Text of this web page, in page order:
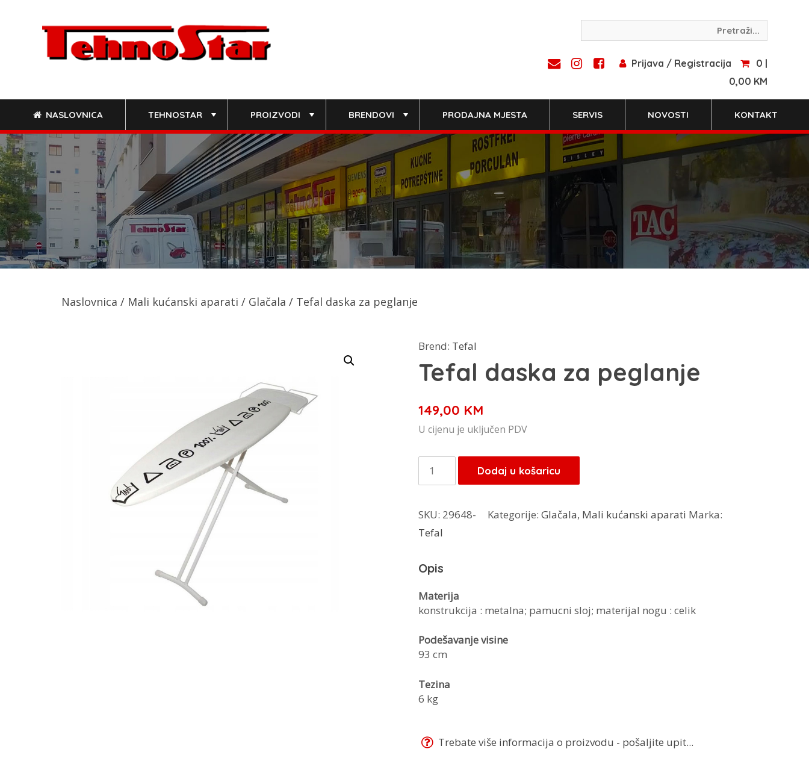
Prijava / Registracija
0 |
0,00 KM
NASLOVNICA TEHNOSTAR PROIZVODI BRENDOVI PRODAJNA MJESTA SERVIS NOVOSTI KONTAKT
Naslovnica / Mali kućanski aparati / Glačala / Tefal daska za peglanje
Brend: Tefal
Tefal daska za peglanje
149,00 KM
U cijenu je uključen PDV
Tefal
daska
peglanje
količina
Dodaj u košaricu
SKU: 29648- Kategorije: Glačala, Mali kućanski aparati Marka:
Tefal
Opis
Materija
konstrukcija : metalna; pamucni sloj; materijal nogu : celik
Podešavanje visine
93 cm
Tezina
6 kg
Trebate više informacija o proizvodu - pošaljite upit...